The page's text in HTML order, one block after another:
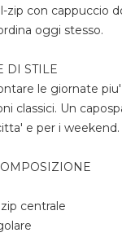
zip con cappuccio
oggi stesso.
DI STILE
le giornate
classici. Un
e per i weekend.
centrale